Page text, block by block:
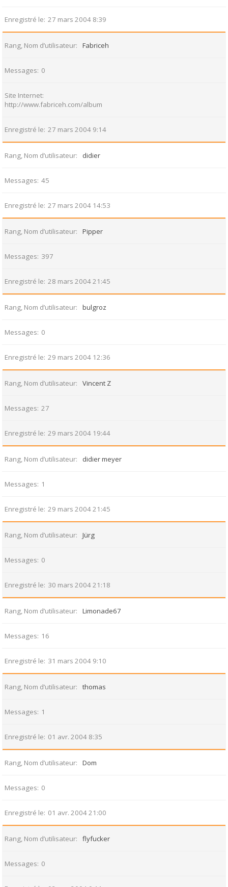
Enregistré le 27 mars 2004 8:39
Rang, Nom d’utilisateur Fabriceh
Messages 0
Site Internet
http://www.fabriceh.com/album
Enregistré le 27 mars 2004 9:14
Rang, Nom d’utilisateur didier
Messages 45
Enregistré le 27 mars 2004 14:53
Rang, Nom d’utilisateur Pipper
Messages 397
Enregistré le 28 mars 2004 21:45
Rang, Nom d’utilisateur bulgroz
Messages 0
Enregistré le 29 mars 2004 12:36
Rang, Nom d’utilisateur Vincent Z
Messages 27
Enregistré le 29 mars 2004 19:44
Rang, Nom d’utilisateur didier meyer
Messages 1
Enregistré le 29 mars 2004 21:45
Rang, Nom d’utilisateur Jürg
Messages 0
Enregistré le 30 mars 2004 21:18
Rang, Nom d’utilisateur Limonade67
Messages 16
Enregistré le 31 mars 2004 9:10
Rang, Nom d’utilisateur thomas
Messages 1
Enregistré le 01 avr. 2004 8:35
Rang, Nom d’utilisateur Dom
Messages 0
Enregistré le 01 avr. 2004 21:00
Rang, Nom d’utilisateur flyfucker
Messages 0